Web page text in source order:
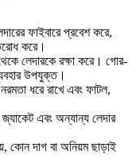
ফাইবারে প্রবেশ করে,
করে।
লেদারকে রক্ষা করে। গোর-
উপযুক্ত।
ধরে রাখে এবং ফাটল,
এবং অন্যান্য লেদার
কোন দাগ বা অনিয়ম ছাড়াই